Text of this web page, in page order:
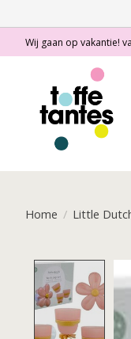
Wij gaan op vakantie!
Home / Little